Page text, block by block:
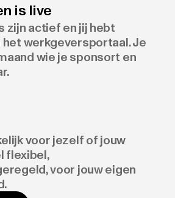
is live
zijn actief en jij hebt
werkgeversportaal. Je
wie je sponsort en
voor jezelf of jouw
flexibel,
voor jouw eigen